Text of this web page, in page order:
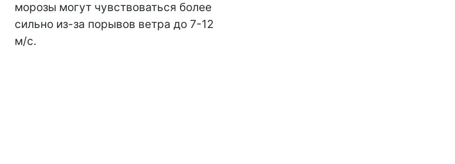
морозы могут чувствоваться более
сильно из-за порывов ветра до 7-12
м/c.